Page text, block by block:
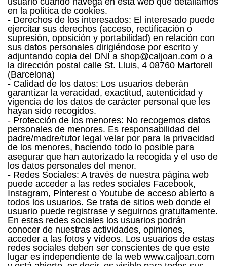
en la política de cookies.
- Derechos de los interesados: El interesado puede
ejercitar sus derechos (acceso, rectificación o
supresión, oposición y portabilidad) en relación con
sus datos personales dirigiéndose por escrito y
adjuntando copia del DNI a shop@caljoan.com o a
la dirección postal calle St. Lluis, 4 08760 Martorell
(Barcelona)
- Calidad de los datos: Los usuarios deberán
garantizar la veracidad, exactitud, autenticidad y
vigencia de los datos de carácter personal que les
hayan sido recogidos.
- Protección de los menores: No recogemos datos
personales de menores. Es responsabilidad del
padre/madre/tutor legal velar por para la privacidad
de los menores, haciendo todo lo posible para
asegurar que han autorizado la recogida y el uso de
los datos personales del menor.
- Redes Sociales: A través de nuestra página web
puede acceder a las redes sociales Facebook,
Instagram, Pinterest o Youtube de acceso abierto a
todos los usuarios. Se trata de sitios web donde el
usuario puede registrase y seguirnos gratuitamente.
En estas redes sociales los usuarios podrán
conocer de nuestras actividades, opiniones,
acceder a las fotos y vídeos. Los usuarios de estas
redes sociales deben ser conscientes de que este
lugar es independiente de la web www.caljoan.com